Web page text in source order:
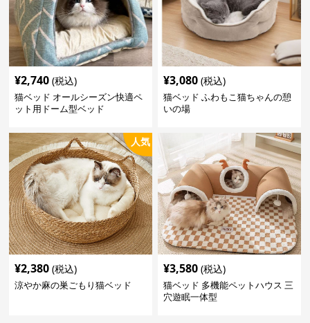
¥2,740 (税込)
猫ベッド オールシーズン快適ペ
ット用ドーム型ベッド
¥3,080 (税込)
猫ベッド ふわもこ猫ちゃんの憩
いの場
人気
¥2,380 (税込)
涼やか麻の巣ごもり猫ベッド
¥3,580 (税込)
猫ベッド 多機能ペットハウス 三
穴遊眠一体型